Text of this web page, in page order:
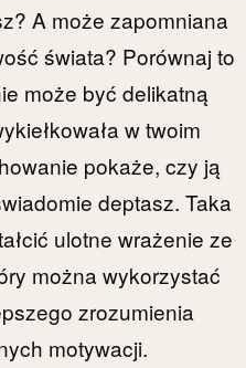
A może zapomniana
świata? Porównaj to
może być delikatną
w twoim
pokaże, czy ją
deptasz. Taka
ulotne wrażenie ze
można wykorzystać
zrozumienia
motywacji.